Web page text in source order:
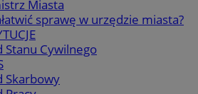
Miasta
sprawę w urzędzie miasta?
Stanu Cywilnego
Skarbowy